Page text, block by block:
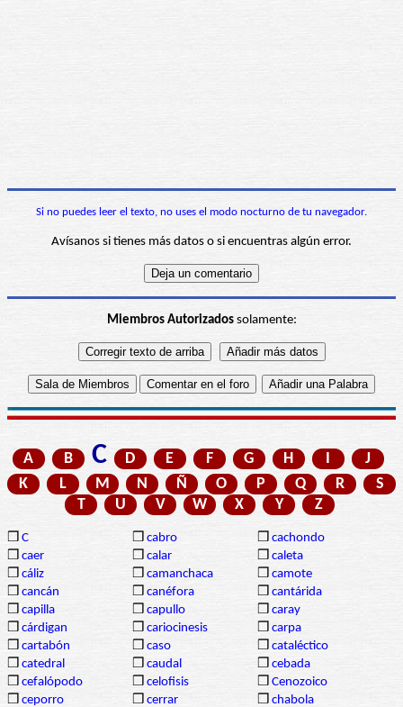
Si no puedes leer el texto, no uses el modo nocturno de tu navegador.
Avísanos si tienes más datos o si encuentras algún error.
Miembros Autorizadossolamente:
A B C D E F G H
J
K
L M N Ñ O P Q R
S
T
U V W X Y Z
❒ C ❒ cabro ❒ cachondo
❒ caer ❒ calar ❒ caleta
❒ cáliz ❒ camanchaca ❒ camote
❒ cancán ❒ canéfora ❒ cantárida
❒ capilla ❒ capullo ❒ caray
❒ cárdigan ❒ cariocinesis ❒ carpa
❒ cartabón ❒ caso ❒ cataléctico
❒ catedral ❒ caudal ❒ cebada
❒ cefalópodo ❒ celofisis ❒ Cenozoico
❒ ceporro ❒ cerrar ❒ chabola